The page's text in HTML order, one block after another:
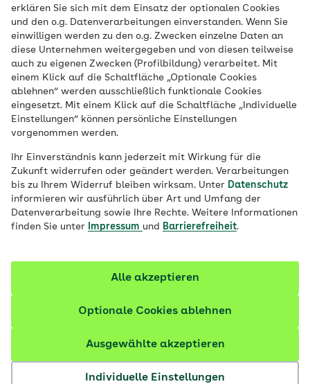
erklären Sie sich mit dem Einsatz der optionalen Cookies
und den o.g. Datenverarbeitungen einverstanden. Wenn Sie
einwilligen werden zu den o.g. Zwecken einzelne Daten an
diese Unternehmen weitergegeben und von diesen teilweise
auch zu eigenen Zwecken (Profilbildung) verarbeitet. Mit
einem Klick auf die Schaltfläche „Optionale Cookies
ablehnen“ werden ausschließlich funktionale Cookies
eingesetzt. Mit einem Klick auf die Schaltfläche „Individuelle
Einstellungen“ können persönliche Einstellungen
vorgenommen werden.
Ihr Einverständnis kann jederzeit mit Wirkung für die
Zukunft widerrufen oder geändert werden. Verarbeitungen
bis zu Ihrem Widerruf bleiben wirksam. Unter Datenschutz
informieren wir ausführlich über Art und Umfang der
Datenverarbeitung sowie Ihre Rechte. Weitere Informationen
finden Sie unter
Impressum und Barrierefreiheit.
Individuelle Einstellungen
Ausgewählte akzeptieren
Optionale Cookies ablehnen
Alle akzeptieren
Veröffentlicht am:
09.01.2024 7 Minuten Lesedauer
Nachhaltig und klimafreundlich einkaufen
und essen, das möchten viele – und sind
gleichzeitig unsicher, wie das am besten
geht. Was zeichnet eine nachhaltige
Ernährung aus und welche Lebensmittel
sind besonders klimafreundlich?
Fachlich geprüft